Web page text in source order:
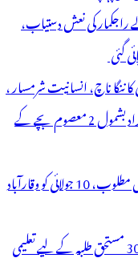
کرنے والے راجکمار کی نعش دستیاب،
گئی
ننگا ناچ، انسانیت شرمسار ،
پو کسو کیس کے ملزم راجکمار کے ہاتھوں 6 افراد بشمول 2 معصوم بچے کے
اپولو فارمیسی میں ملازمتوں کے لیے درخواستیں مطلوب، 10 جولائی کو وقارآباد
شادی کے غیر ضروری اخراجات میں کمی، 300 مستحق طلبہ کے لیے تعلیمی